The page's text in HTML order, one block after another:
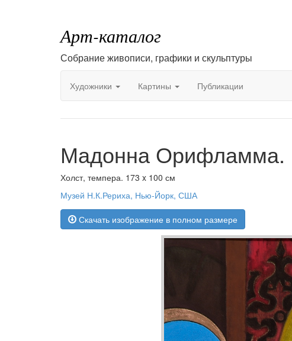
Арт-каталог
Собрание живописи, графики и скульптуры
Художники Картины Публикации
Мадонна Орифламма.
Холст, темпера. 173 x 100 см
Музей Н.К.Рериха, Нью-Йорк, США
Скачать изображение в полном размере